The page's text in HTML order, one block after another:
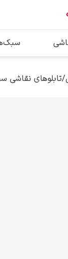
بیشترین
پیکاسو
سالوادور
/تابلوهای